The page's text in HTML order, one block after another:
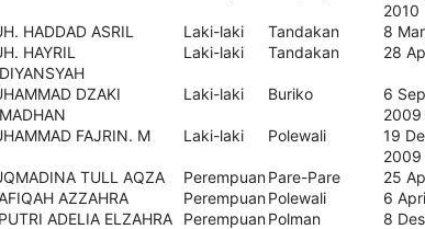
2010
HADDAD ASRIL Laki-laki Tandakan
8
HAYRIL
Laki-laki Tandakan 28
DZAKI
Laki-laki Buriko
6
2009
FAJRIN. M Laki-laki Polewali
19
2009
TULL AQZA PerempuanPare-Pare
25
AZZAHRA PerempuanPolewali
6
ADELIA ELZAHRA PerempuanPolman
8